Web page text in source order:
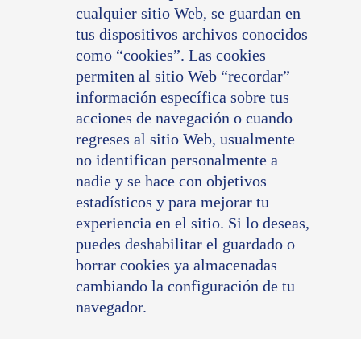
cualquier sitio Web, se guardan en
tus dispositivos archivos conocidos
como “cookies”. Las cookies
permiten al sitio Web “recordar”
información específica sobre tus
acciones de navegación o cuando
regreses al sitio Web, usualmente
no identifican personalmente a
nadie y se hace con objetivos
estadísticos y para mejorar tu
experiencia en el sitio. Si lo deseas,
puedes deshabilitar el guardado o
borrar cookies ya almacenadas
cambiando la configuración de tu
navegador.